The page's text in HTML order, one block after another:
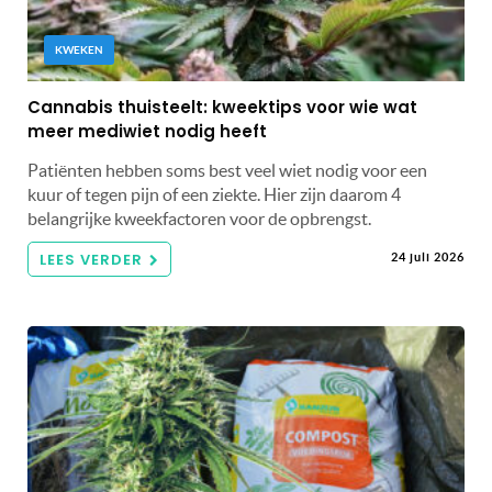
KWEKEN
Cannabis thuisteelt: kweektips voor wie wat
meer mediwiet nodig heeft
Patiënten hebben soms best veel wiet nodig voor een
kuur of tegen pijn of een ziekte. Hier zijn daarom 4
belangrijke kweekfactoren voor de opbrengst.
LEES VERDER 24 juli 2026